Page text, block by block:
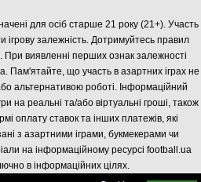
для осіб старше 21 року (21+). Участь
ігрову залежність. Дотримуйтесь правил
При виявленні перших ознак залежності
Пам'ятайте, що участь в азартних іграх не
альтернативою роботі. Інформаційний
на реальні та/або віртуальні гроші, також
оплату ставок та інших платежів, які
з азартними іграми, букмекерами чи
на інформаційному ресурсі football.ua
в інформаційних цілях.